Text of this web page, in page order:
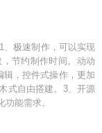
、极速制作，可以实现
节约制作时间。动动
，控件式操作，更加
式自由搭建。3、开源
能需求。